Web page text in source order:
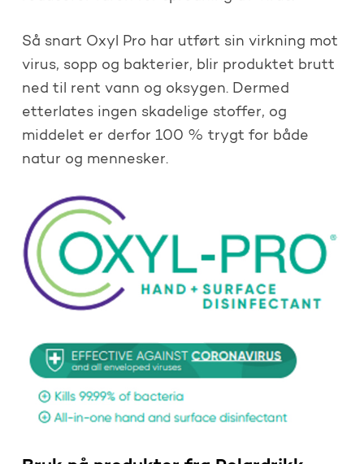
Så snart Oxyl Pro har utført sin virkning mot
virus, sopp og bakterier, blir produktet brutt
ned til rent vann og oksygen. Dermed
etterlates ingen skadelige stoffer, og
middelet er derfor 100 % trygt for både
natur og mennesker.